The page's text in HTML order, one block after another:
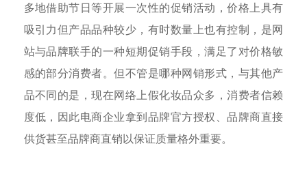
多地借助节日等开展一次性的促销活动，价格上具有
吸引力但产品品种较少，有时数量上也有控制，是网
站与品牌联手的一种短期促销手段，满足了对价格敏
感的部分消费者。但不管是哪种网销形式，与其他产
品不同的是，现在网络上假化妆品众多，消费者信赖
度低，因此电商企业拿到品牌官方授权、品牌商直接
供货甚至品牌商直销以保证质量格外重要。